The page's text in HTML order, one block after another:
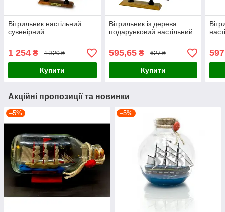
Вітрильник настільний
сувенірний
1 254 ₴ 1 320 ₴
Купити
Вітрильник із дерева
подарунковий настільний
595,65₴ 627 ₴
Купити
Акційні пропозиції та новинки
–5% –5%